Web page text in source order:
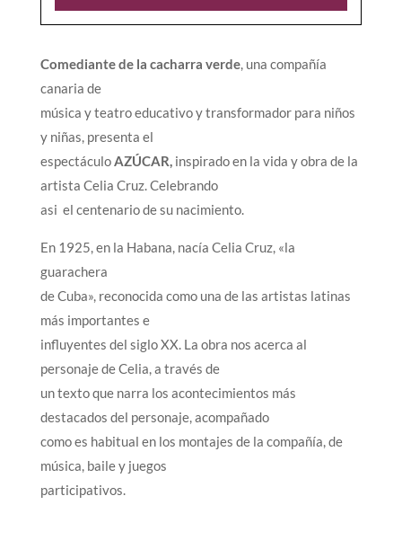
Comediante de la cacharra verde, una compañía
canaria de
música y teatro educativo y transformador para niños
y niñas, presenta el
espectáculoAZÚCAR,inspirado en la vida y obra de la
artista Celia Cruz. Celebrando
asi el centenario de su nacimiento.
En 1925, en la Habana, nacía Celia Cruz, «la
guarachera
de Cuba», reconocida como una de las artistas latinas
más importantes e
influyentes del siglo XX. La obra nos acerca al
personaje de Celia, a través de
un texto que narra los acontecimientos más
destacados del personaje, acompañado
como es habitual en los montajes de la compañía, de
música, baile y juegos
participativos.